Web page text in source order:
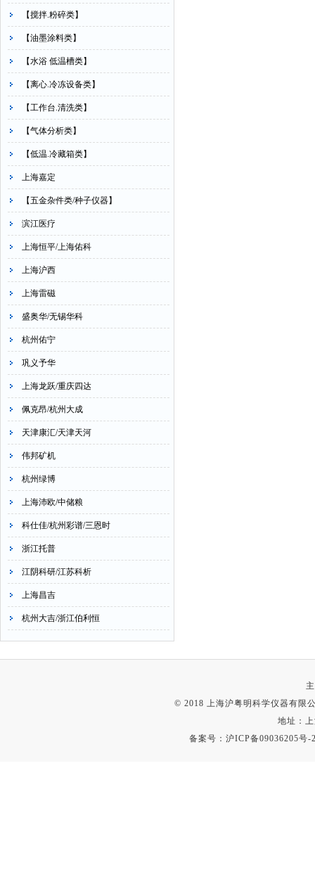
【搅拌.粉碎类】
【油墨涂料类】
【水浴 低温槽类】
【离心.冷冻设备类】
【工作台.清洗类】
【气体分析类】
【低温.冷藏箱类】
上海嘉定
【五金杂件类/种子仪器】
滨江医疗
上海恒平/上海佑科
上海沪西
上海雷磁
盛奥华/无锡华科
杭州佑宁
巩义予华
上海龙跃/重庆四达
佩克昂/杭州大成
天津康汇/天津天河
伟邦矿机
杭州绿博
上海沛欧/中储粮
科仕佳/杭州彩谱/三恩时
浙江托普
江阴科研/江苏科析
上海昌吉
杭州大吉/浙江伯利恒
© 2018 上海沪粤明科学仪器有限
地址：
备案号：沪ICP备09036205号-